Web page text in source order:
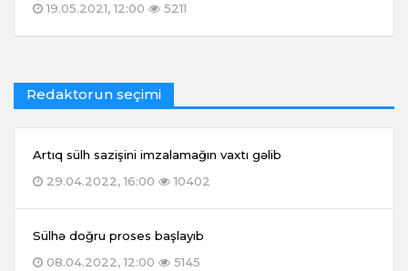
19.05.2021, 12:00
5211
Redaktorun seçimi
Artıq sülh sazişini imzalamağın vaxtı gəlib
29.04.2022, 16:00
10402
Sülhə doğru proses başlayıb
08.04.2022, 12:00
5145